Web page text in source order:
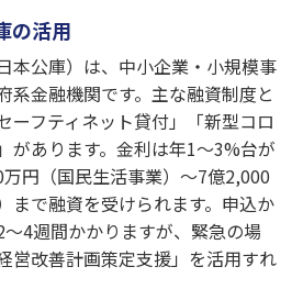
の活用
本公庫）は、中小企業・小規模事
系金融機関です。主な融資制度と
ーフティネット貸付」「新型コロ
があります。金利は年1〜3%台が
円（国民生活事業）〜7億2,000
まで融資を受けられます。申込か
4週間かかりますが、緊急の場
営改善計画策定支援」を活用すれ